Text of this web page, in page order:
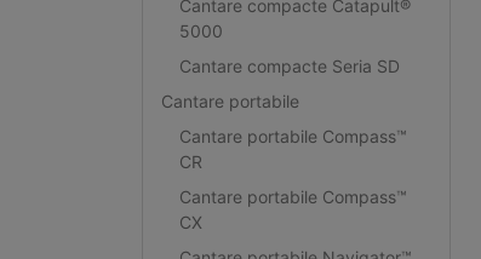
Cantare compacte Catapult®
5000
Cantare compacte Seria SD
Cantare portabile
Cantare portabile Compass™
CR
Cantare portabile Compass™
CX